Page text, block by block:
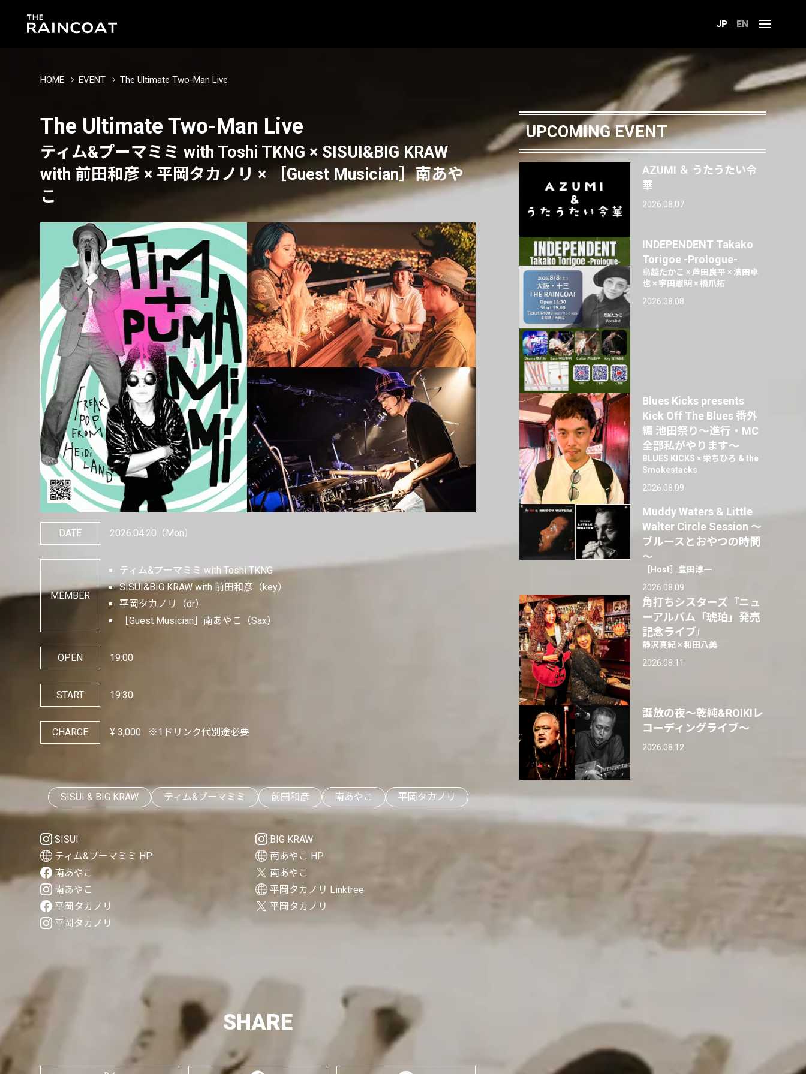
JP EN
HOME EVENT The Ultimate Two-Man Live
The Ultimate Two-Man Live
ティム&プーマミミ with Toshi TKNG × SISUI&BIG KRAW
with 前田和彦 × 平岡タカノリ × ［Guest Musician］南あや
こ
DATE 2026.04.20 （Mon）
MEMBER
ティム&プーマミミ with Toshi TKNG
SISUI&BIG KRAW with 前田和彦（key）
平岡タカノリ（dr）
［Guest Musician］南あやこ（Sax）
OPEN 19:00
START 19:30
CHARGE ¥ 3,000 ※1ドリンク代別途必要
SISUI & BIG KRAW ティム&プーマミミ 前田和彦 南あやこ 平岡タカノリ
SISUI
BIG KRAW
ティム&プーマミミ HP
南あやこ HP
南あやこ
南あやこ
南あやこ
平岡タカノリ Linktree
平岡タカノリ
平岡タカノリ
平岡タカノリ
SHARE
UPCOMING EVENT
AZUMI ＆ うたうたい令
華
2026.08.07
INDEPENDENT Takako
Torigoe -Prologue-
鳥越たかこ × 芦田良平 × 濱田卓
也 × 宇田憲明 × 橋爪拓
2026.08.08
Blues Kicks presents
Kick Off The Blues 番外
編 池田祭り〜進行・MC
全部私がやります〜
BLUES KICKS × 栄ちひろ & the
Smokestacks
2026.08.09
Muddy Waters & Little
Walter Circle Session ～
ブルースとおやつの時間
～
［Host］豊田淳一
2026.08.09
角打ちシスターズ『ニュ
ーアルバム「琥珀」発売
記念ライブ』
静沢真紀 × 和田八美
2026.08.11
誕放の夜〜乾純&ROIKIレ
コーディングライブ〜
2026.08.12